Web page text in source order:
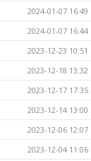
2024-01-07 16:49
2024-01-07 16:44
2023-12-23 10:51
2023-12-18 13:32
2023-12-17 17:35
2023-12-14 13:00
2023-12-06 12:07
2023-12-04 11:06